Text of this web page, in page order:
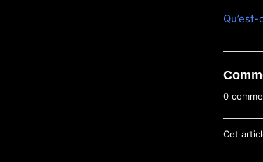
0
Cet